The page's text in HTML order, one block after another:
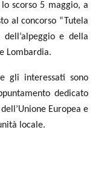
scorso 5 maggio, a
al concorso “Tutela
e della
Lombardia.
gli interessati sono
dedicato
Europea e
locale.